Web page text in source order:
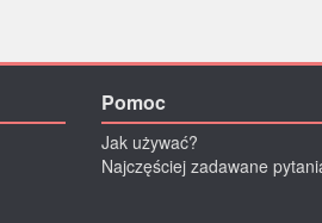
Pomoc
Jak używać?
Najczęściej zadawane